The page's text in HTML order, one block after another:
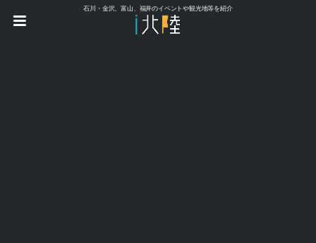
石川・金沢、富山、福井のイベントや観光地等を紹介